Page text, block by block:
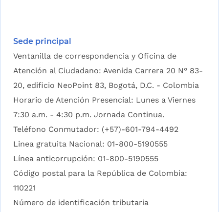
Sede principal
Ventanilla de correspondencia y Oficina de
Atención al Ciudadano: Avenida Carrera 20 N° 83-
20, edificio NeoPoint 83, Bogotá, D.C. - Colombia
Horario de Atención Presencial: Lunes a Viernes
7:30 a.m. - 4:30 p.m. Jornada Continua.
Teléfono Conmutador: (+57)-601-794-4492
Linea gratuita Nacional: 01-800-5190555
Línea anticorrupción: 01-800-5190555
Código postal para la República de Colombia:
110221
Número de identificación tributaria